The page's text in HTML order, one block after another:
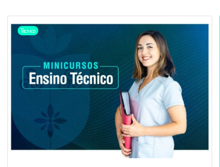
Técnico